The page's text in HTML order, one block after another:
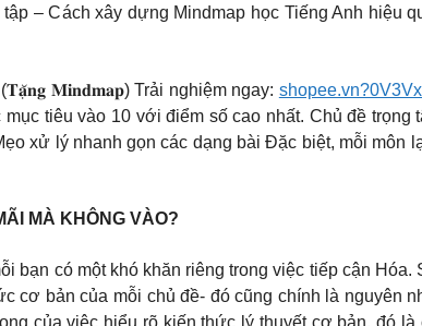
– Cách xây dựng Mindmap học Tiếng Anh hiệu
(𝐓𝐚̣̆𝐧𝐠 𝐌𝐢𝐧𝐝𝐦𝐚𝐩) Trải nghiệm ngay:
tiêu vào 10 với điểm số cao nhất. Chủ đề
xử lý nhanh gọn các dạng bài Đặc biệt, mỗi môn
MÀ KHÔNG VÀO?
bạn có một khó khăn riêng trong việc tiếp cận
cơ bản của mỗi chủ đề- đó cũng chính là nguyên
của việc hiểu rõ kiến thức lý thuyết cơ bản, đó